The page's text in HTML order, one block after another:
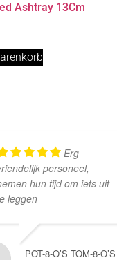
Ashtray 13Cm
Erg
personeel,
hun tijd om iets uit
leggen
POT-8-O’S TOM-8-O’S